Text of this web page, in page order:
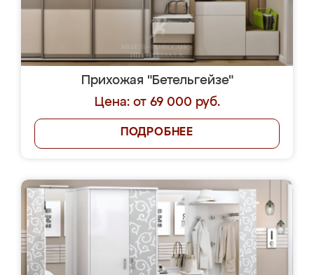
Прихожая "Бетельгейзе"
Цена: от 69 000 руб.
ПОДРОБНЕЕ